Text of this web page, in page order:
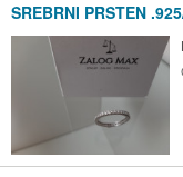
SREBRNI PRSTEN